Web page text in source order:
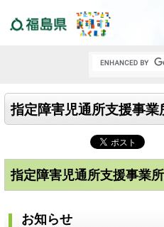
指定障害児通所支援事
指定障害児通所支援事業
お知らせ